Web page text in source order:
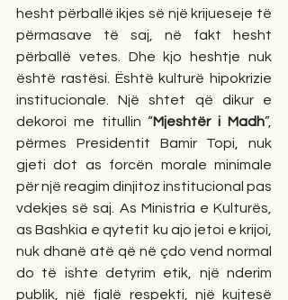
hesht përballë ikjes së një krijueseje të
përmasave të saj, në fakt hesht
përballë vetes. Dhe kjo heshtje nuk
është rastësi. Është kulturë hipokrizie
institucionale. Një shtet që dikur e
dekoroi me titullin “Mjeshtër i Madh”,
përmes Presidentit Bamir Topi, nuk
gjeti dot as forcën morale minimale
për një reagim dinjitoz institucional pas
vdekjes së saj. As Ministria e Kulturës,
as Bashkia e qytetit ku ajo jetoi e krijoi,
nuk dhanë atë që në çdo vend normal
do të ishte detyrim etik, një nderim
publik, një fjalë respekti, një kujtesë